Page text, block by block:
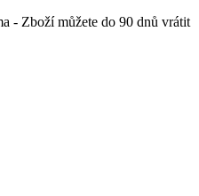
- Zboží můžete do 90 dnů vrátit